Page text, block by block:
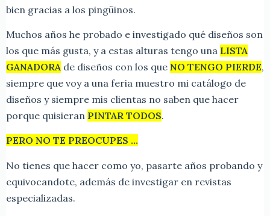
bien gracias a los pingüinos.
Muchos años he probado e investigado qué diseños son
los que más gusta, y a estas alturas tengo una LISTA
GANADORA de diseños con los que NO TENGO PIERDE,
siempre que voy a una feria muestro mi catálogo de
diseños y siempre mis clientas no saben que hacer
porque quisieran PINTAR TODOS.
PERO NO TE PREOCUPES …
No tienes que hacer como yo, pasarte años probando y
equivocandote, además de investigar en revistas
especializadas.